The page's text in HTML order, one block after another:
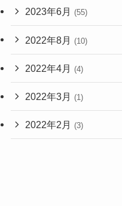
2023年6月 (55)
2022年8月 (10)
2022年4月 (4)
2022年3月 (1)
2022年2月 (3)